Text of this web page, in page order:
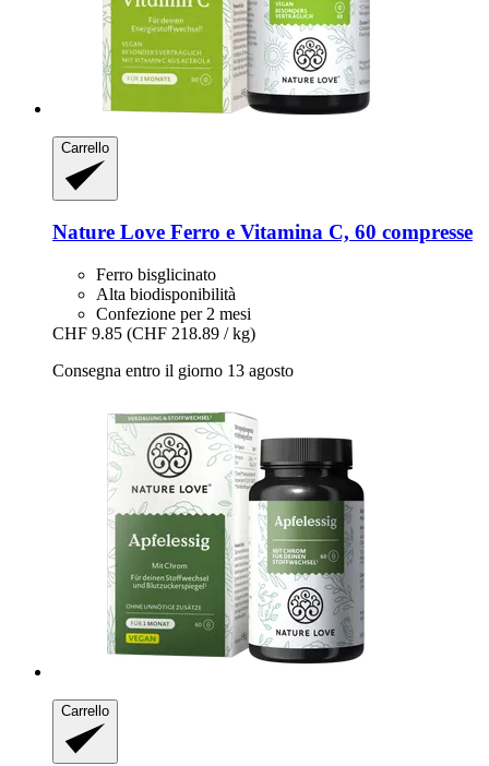
Carrello
Nature Love Ferro e Vitamina C, 60 compresse
Ferro bisglicinato
Alta biodisponibilità
Confezione per 2 mesi
CHF 9.85 (CHF 218.89 / kg)
Consegna entro il giorno 13 agosto
Carrello